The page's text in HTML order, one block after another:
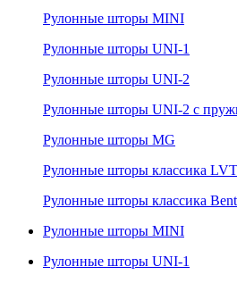
Рулонные шторы MINI
Рулонные шторы UNI-1
Рулонные шторы UNI-2
Рулонные шторы UNI-2 с
Рулонные шторы MG
Рулонные шторы классика LVT
Рулонные шторы классика
Рулонные шторы MINI
Рулонные шторы UNI-1